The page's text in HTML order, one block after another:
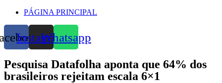
PÁGINA PRINCIPAL
InstagramWhatsapp
Pesquisa Datafolha aponta que 64% dos
brasileiros rejeitam escala 6×1